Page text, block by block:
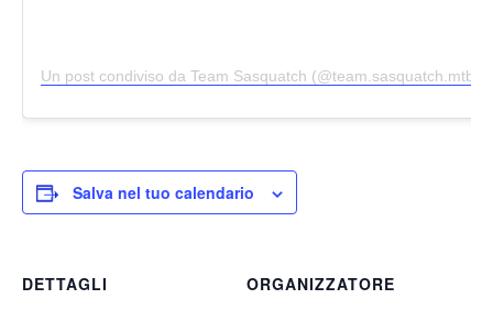
Un post condiviso da Team Sasquatch (@team.sasquatch.mtb)
Salva nel tuo calendario
DETTAGLI
ORGANIZZATORE